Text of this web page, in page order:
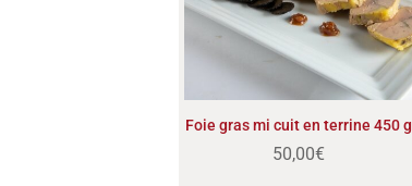
Foie gras mi cuit en terrine 450 g
50,00€